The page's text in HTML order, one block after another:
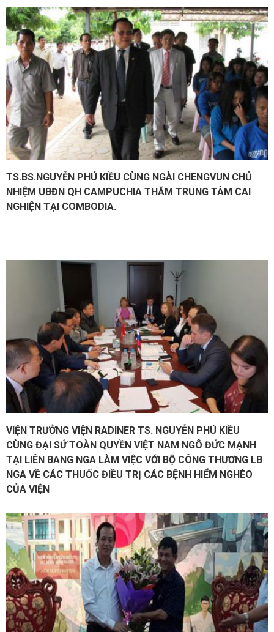
TS.BS.NGUYỄN PHÚ KIỀU CÙNG NGÀI CHENGVUN CHỦ
NHIỆM UBĐN QH CAMPUCHIA THĂM TRUNG TÂM CAI
NGHIỆN TẠI COMBODIA.
VIỆN TRƯỞNG VIỆN RADINER TS. NGUYỄN PHÚ KIỀU
CÙNG ĐẠI SỨ TOÀN QUYỀN VIỆT NAM NGÔ ĐỨC MẠNH
TẠI LIÊN BANG NGA LÀM VIỆC VỚI BỘ CÔNG THƯƠNG LB
NGA VỀ CÁC THUỐC ĐIỀU TRỊ CÁC BỆNH HIỂM NGHÈO
CỦA VIỆN